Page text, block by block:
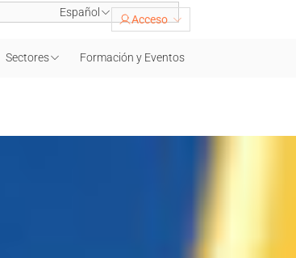
Español
Acceso
Sectores Formación y Eventos